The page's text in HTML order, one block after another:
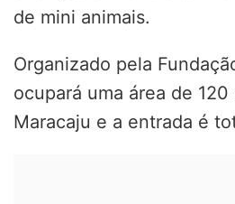
de mini animais.
Organizado pela
ocupará uma área de 120
Maracaju e a entrada é